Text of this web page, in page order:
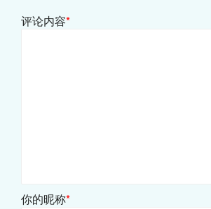
评论内容*
你的昵称*